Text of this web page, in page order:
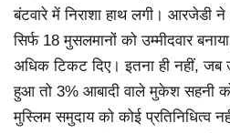
बंटवारे में निराशा हाथ लगी। आरजेडी
सिर्फ 18 मुसलमानों को उम्मीदवार
अधिक टिकट दिए। इतना ही नहीं, जब
हुआ तो 3% आबादी वाले मुकेश सहनी
मुस्लिम समुदाय को कोई प्रतिनिधित्व